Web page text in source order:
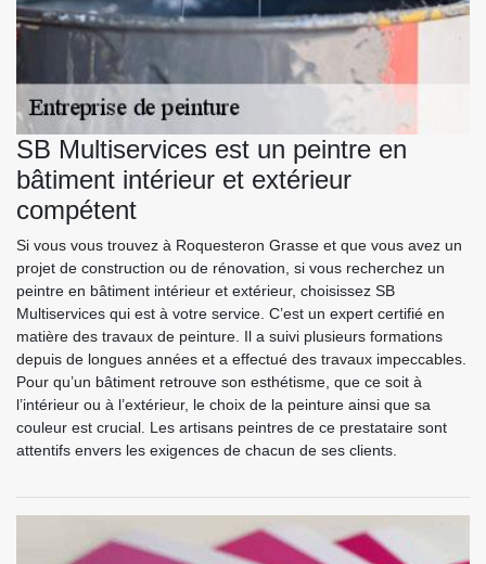
SB Multiservices est un peintre en
bâtiment intérieur et extérieur
compétent
Si vous vous trouvez à Roquesteron Grasse et que vous avez un
projet de construction ou de rénovation, si vous recherchez un
peintre en bâtiment intérieur et extérieur, choisissez SB
Multiservices qui est à votre service. C’est un expert certifié en
matière des travaux de peinture. Il a suivi plusieurs formations
depuis de longues années et a effectué des travaux impeccables.
Pour qu’un bâtiment retrouve son esthétisme, que ce soit à
l’intérieur ou à l’extérieur, le choix de la peinture ainsi que sa
couleur est crucial. Les artisans peintres de ce prestataire sont
attentifs envers les exigences de chacun de ses clients.